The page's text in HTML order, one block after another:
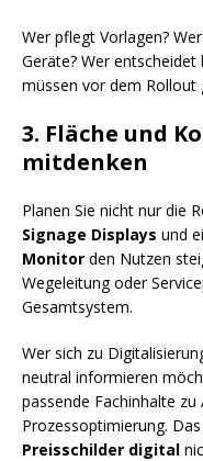
Wer pflegt Vorlagen?
Geräte? Wer entscheidet
müssen vor dem Rollout
3. Fläche und
mitdenken
Planen Sie nicht nur die
Signage Displays und
Monitor den Nutzen
Wegeleitung oder
Gesamtsystem.
Wer sich zu
neutral informieren
passende Fachinhalte
Prozessoptimierung.
Preisschilder digital